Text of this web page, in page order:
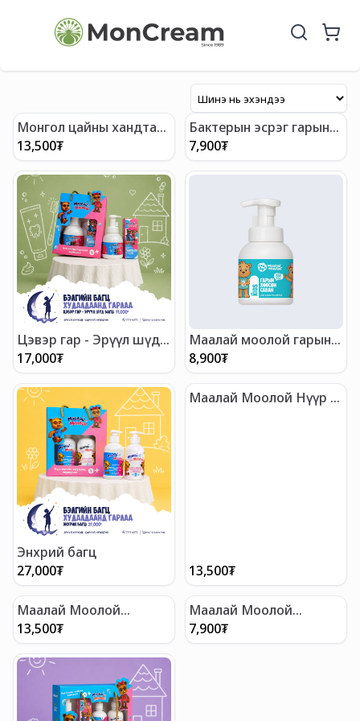
Монгол цайны хандтай
"Үс биеийн хөөсөн
шампунь" 300мл
13,500₮
Бактерын эсрэг гарын
шингэн саван
7,900₮
Цэвэр гар - Эрүүл шүд
багц
17,000₮
Маалай моолой гарын
хөөсөн саван
8,900₮
Энхрий багц
27,000₮
Маалай Моолой Нүүр &
13,500₮
Маалай Моолой
Шампунь & Биеийн
шингэн саван
13,500₮
Маалай Моолой
Хүүхдийн шүдний ОО
7,900₮